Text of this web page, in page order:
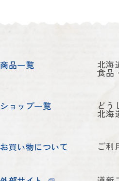
商品一覧 北海
食品
ショップ一覧 どう
北海
お買い物について ご利